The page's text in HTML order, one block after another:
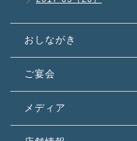
おしながき
ご宴会
メディア